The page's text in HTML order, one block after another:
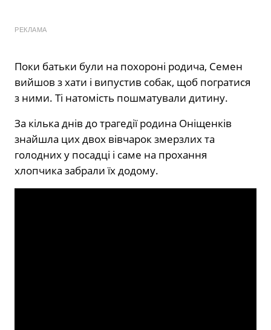
РЕКЛАМА
Поки батьки були на похороні родича, Семен
вийшов з хати і випустив собак, щоб погратися
з ними. Ті натомість пошматували дитину.
За кілька днів до трагедії родина Оніщенків
знайшла цих двох вівчарок змерзлих та
голодних у посадці і саме на прохання
хлопчика забрали їх додому.